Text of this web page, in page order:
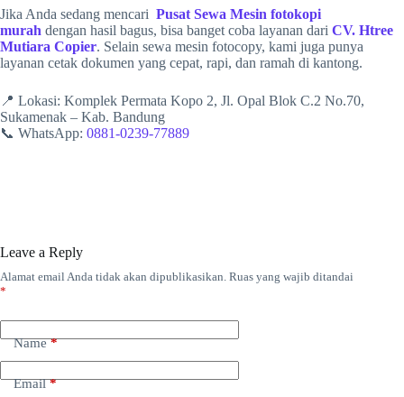
Jika Anda sedang mencari Pusat Sewa Mesin fotokopi
murah dengan hasil bagus, bisa banget coba layanan dari CV. Htree
Mutiara Copier. Selain sewa mesin fotocopy, kami juga punya
layanan cetak dokumen yang cepat, rapi, dan ramah di kantong.
📍 Lokasi: Komplek Permata Kopo 2, Jl. Opal Blok C.2 No.70,
Sukamenak – Kab. Bandung
📞 WhatsApp: 0881-0239-77889
Leave a Reply
Alamat email Anda tidak akan dipublikasikan. Ruas yang wajib ditandai
*
Name*
Email*